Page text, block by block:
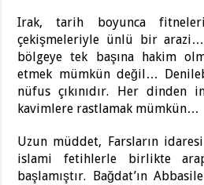
Irak, tarih boyunca
çekişmeleriyle ünlü bir
bölgeye tek başına hakim
etmek mümkün değil…
nüfus çıkınıdır. Her dinden
kavimlere rastlamak mümkün…
Uzun müddet, Farsların
islami fetihlerle birlikte
başlamıştır. Bağdat’ın